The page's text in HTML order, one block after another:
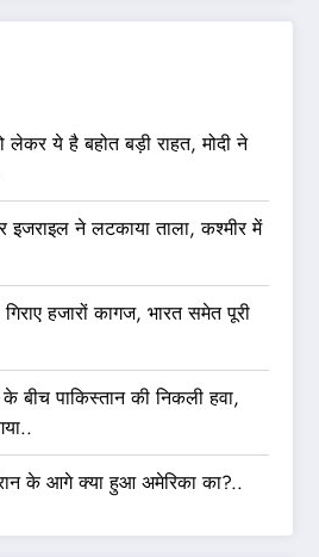
ये है बहोत बड़ी राहत, मोदी ने
इजराइल ने लटकाया ताला, कश्मीर में
हजारों कागज, भारत समेत पूरी
बीच पाकिस्तान की निकली हवा,
के आगे क्या हुआ अमेरिका का?..